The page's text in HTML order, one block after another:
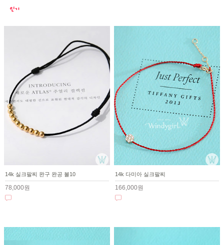
14k 실크팔찌 완구 완공 볼10
78,000원
14k 다미아 실크팔찌
166,000원